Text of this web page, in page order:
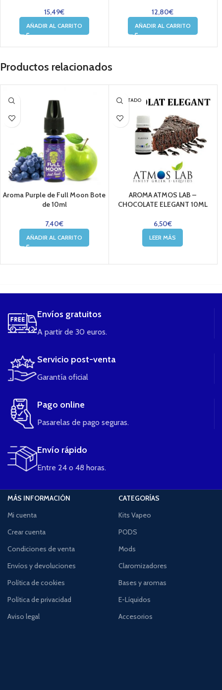
15,49€
AÑADIR AL CARRITO
12,80€
AÑADIR AL CARRITO
Productos relacionados
Aroma Purple de Full Moon Bote
de 10ml
7,40€
AÑADIR AL CARRITO
AGOTADO
AROMA ATMOS LAB –
CHOCOLATE ELEGANT 10ML
6,50€
LEER MÁS
Envíos gratuitos
A partir de 30 euros.
Servicio post-venta
Garantía oficial
Pago online
Pasarelas de pago seguras.
Envío rápido
Entre 24 o 48 horas.
MÁS INFORMACIÓN
Mi cuenta
Crear cuenta
Condiciones de venta
Envíos y devoluciones
Política de cookies
Política de privacidad
Aviso legal
CATEGORÍAS
Kits Vapeo
PODS
Mods
Claromizadores
Bases y aromas
E-Líquidos
Accesorios